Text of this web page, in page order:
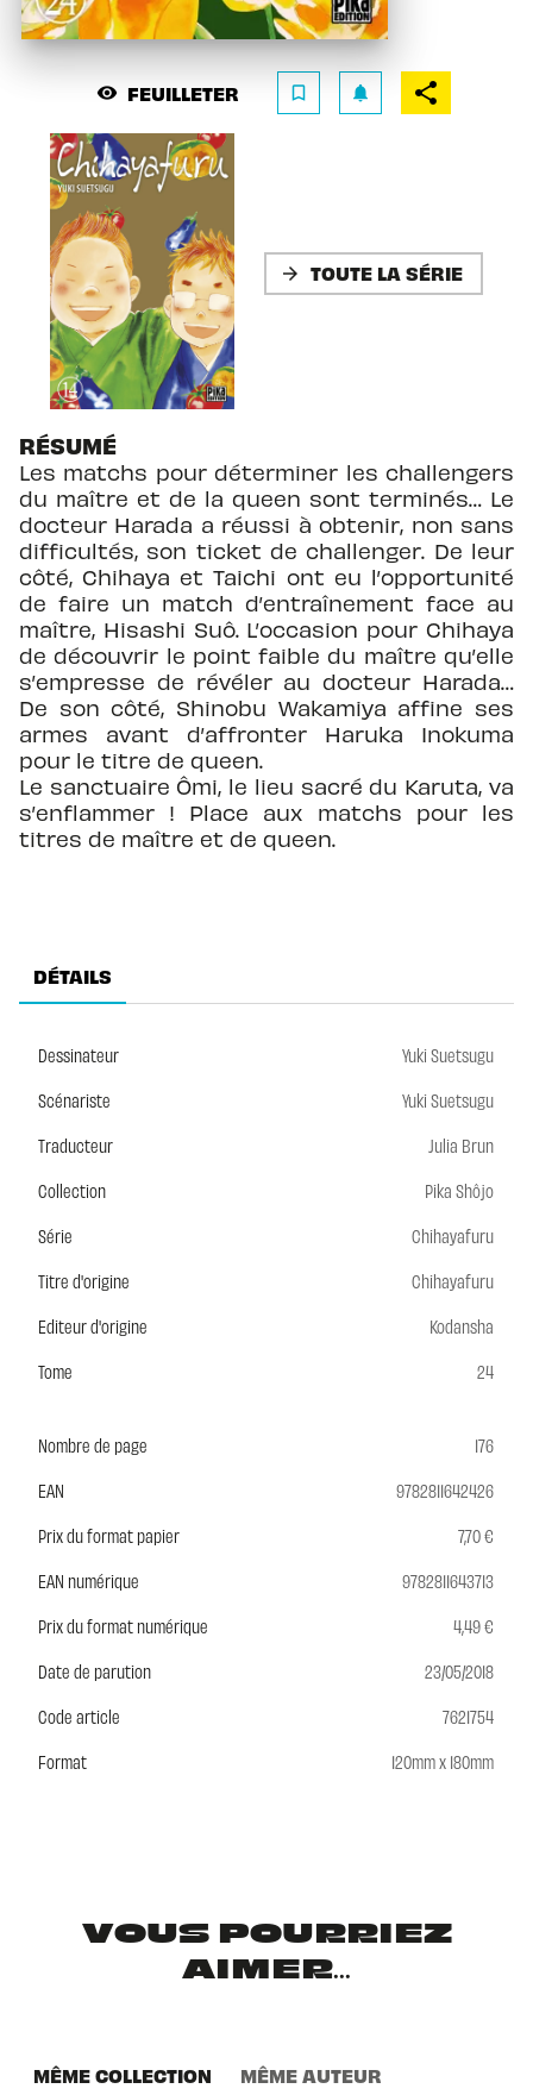
visibility FEUILLETER bookmark_border notifications
arrow_forward TOUTE LA SÉRIE
RÉSUMÉ
Les matchs pour déterminer les challengers
du maître et de la queen sont terminés… Le
docteur Harada a réussi à obtenir, non sans
difficultés, son ticket de challenger. De leur
côté, Chihaya et Taichi ont eu l’opportunité
de faire un match d’entraînement face au
maître, Hisashi Suô. L’occasion pour Chihaya
de découvrir le point faible du maître qu’elle
s’empresse de révéler au docteur Harada…
De son côté, Shinobu Wakamiya affine ses
armes avant d’affronter Haruka Inokuma
pour le titre de queen.
Le sanctuaire Ômi, le lieu sacré du Karuta, va
s’enflammer ! Place aux matchs pour les
titres de maître et de queen.
DÉTAILS
Dessinateur
Yuki Suetsugu
Scénariste
Yuki Suetsugu
Traducteur
Julia Brun
Collection
Pika Shôjo
Série
Chihayafuru
Titre d'origine
Chihayafuru
Editeur d'origine
Kodansha
Tome
24
Nombre de page
176
EAN
9782811642426
Prix du format papier
7,70 €
EAN numérique
9782811643713
Prix du format numérique
4,49 €
Date de parution
23/05/2018
Code article
7621754
Format
120mm x 180mm
VOUS POURRIEZ
AIMER...
MÊME COLLECTION MÊME AUTEUR